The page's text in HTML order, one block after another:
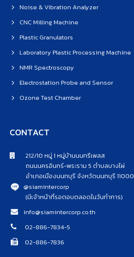
Noise & Vibration Analyzer
CNC Milling Machine
Plastic Granulators
Laboratory Plastic Processing Machine
NMR Spectroscopy
Electrostation Probe and Sensor
Ozone Test Chamber
CONTACT
212/10 หมู่ 1 หมู่บ้านนนทรีเพลส
ถนนนครอินทร์-พระราม 5 ตำบลบางไผ่
อำเภอเมืองนนทบุรี จังหวัดนนทบุรี 11000
@siamintercorp
(มีเจ้าหน้าที่รอตอบตลอดในวันทำการ)
info@siamintercorp.co.th
02-886-7834-5
02-886-7836